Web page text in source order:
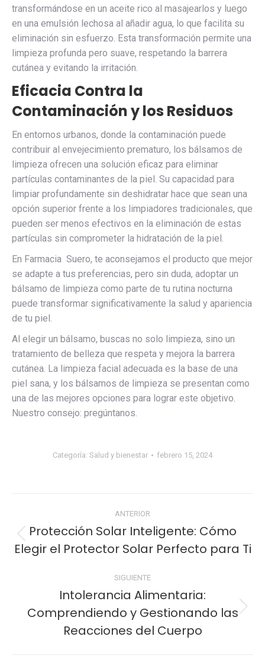
transformándose en un aceite rico al masajearlos y luego
en una emulsión lechosa al añadir agua, lo que facilita su
eliminación sin esfuerzo. Esta transformación permite una
limpieza profunda pero suave, respetando la barrera
cutánea y evitando la irritación.
Eficacia Contra la
Contaminación y los Residuos
En entornos urbanos, donde la contaminación puede
contribuir al envejecimiento prematuro, los bálsamos de
limpieza ofrecen una solución eficaz para eliminar
partículas contaminantes de la piel. Su capacidad para
limpiar profundamente sin deshidratar hace que sean una
opción superior frente a los limpiadores tradicionales, que
pueden ser menos efectivos en la eliminación de estas
partículas sin comprometer la hidratación de la piel.
En Farmacia Suero, te aconsejamos el producto que mejor
se adapte a tus preferencias, pero sin duda, adoptar un
bálsamo de limpieza como parte de tu rutina nocturna
puede transformar significativamente la salud y apariencia
de tu piel.
Al elegir un bálsamo, buscas no solo limpieza, sino un
tratamiento de belleza que respeta y mejora la barrera
cutánea. La limpieza facial adecuada es la base de una
piel sana, y los bálsamos de limpieza se presentan como
una de las mejores opciones para lograr este objetivo.
Nuestro consejo: pregúntanos.
Categoría: Salud y bienestar febrero 15, 2024
Navegación
entre
publicaciones
ANTERIOR
Publicación
anterior:
Protección Solar Inteligente: Cómo
Elegir el Protector Solar Perfecto para Ti
SIGUIENTE
Publicación
siguiente:
Intolerancia Alimentaria:
Comprendiendo y Gestionando las
Reacciones del Cuerpo